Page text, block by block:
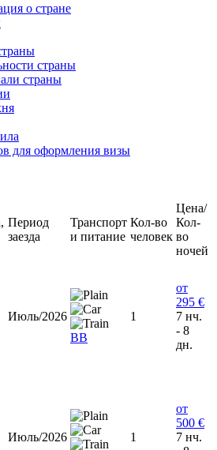
о стране
страны
страны
для оформления визы
Период
заезда
Транспорт
и питание
Кол-во
человек
Цена/
Кол-
во
ночей
Июль/2026
ВВ
1
от
295 €
7 нч.
- 8
дн.
Июль/2026
1
от
500 €
7 нч.